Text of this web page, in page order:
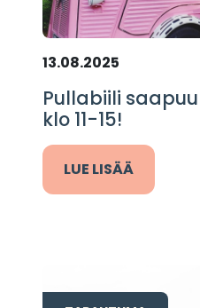
13.08.2025
Pullabiili
klo 11-15!
LUE LISÄÄ